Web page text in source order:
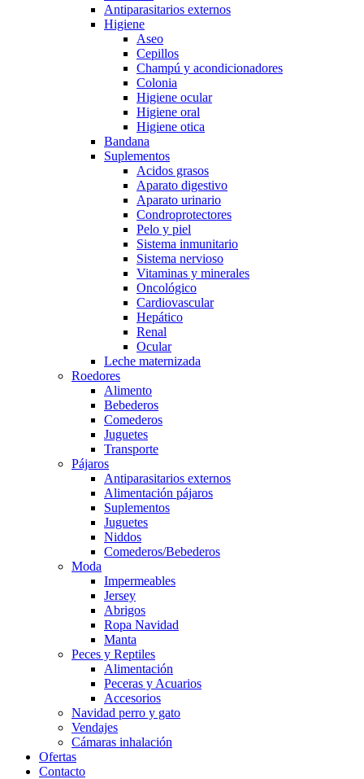
Antiparasitarios externos
Higiene
Aseo
Cepillos
Champú y acondicionadores
Colonia
Higiene ocular
Higiene oral
Higiene otica
Bandana
Suplementos
Acidos grasos
Aparato digestivo
Aparato urinario
Condroprotectores
Pelo y piel
Sistema inmunitario
Sistema nervioso
Vitaminas y minerales
Oncológico
Cardiovascular
Hepático
Renal
Ocular
Leche maternizada
Roedores
Alimento
Bebederos
Comederos
Juguetes
Transporte
Pájaros
Antiparasitarios externos
Alimentación pájaros
Suplementos
Juguetes
Niddos
Comederos/Bebederos
Moda
Impermeables
Jersey
Abrigos
Ropa Navidad
Manta
Peces y Reptiles
Alimentación
Peceras y Acuarios
Accesorios
Navidad perro y gato
Vendajes
Cámaras inhalación
Ofertas
Contacto